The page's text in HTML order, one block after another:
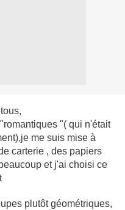
"( qui n'était
me suis mise à
carterie , des papiers
et j'ai choisi ce
plutôt géométriques,